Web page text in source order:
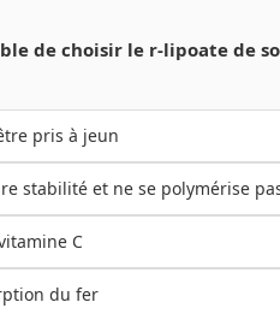
de choisir le r-lipoate de
pris à jeun
stabilité et ne se polymérise
C
du fer